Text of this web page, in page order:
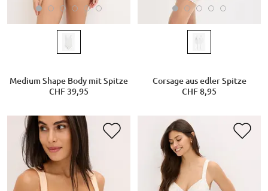
Medium Shape Body mit Spitze
CHF 39,95
Corsage aus edler Spitze
CHF 8,95